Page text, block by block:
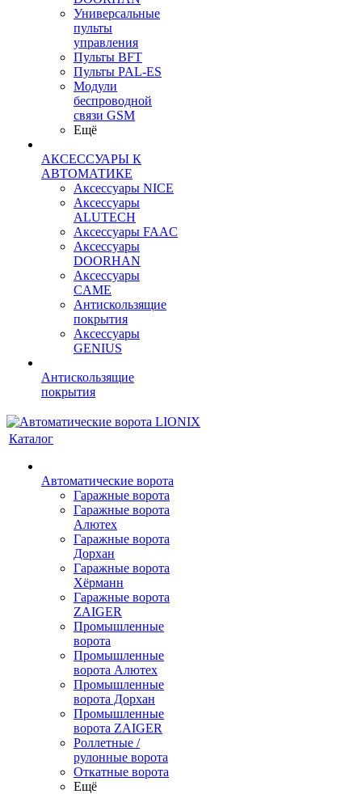
Универсальные
пульты
управления
Пульты BFT
Пульты PAL-ES
Модули
беспроводной
связи GSM
Ещё
АКСЕССУАРЫ К
АВТОМАТИКЕ
Аксессуары NICE
Аксессуары
ALUTECH
Аксессуары FAAC
Аксессуары
DOORHAN
Аксессуары
CAME
Антискользящие
покрытия
Аксессуары
GENIUS
Антискользящие
покрытия
Каталог
Автоматические ворота
Гаражные ворота
Гаражные ворота
Алютех
Гаражные ворота
Дорхан
Гаражные ворота
Хёрманн
Гаражные ворота
ZAIGER
Промышленные
ворота
Промышленные
ворота Алютех
Промышленные
ворота Дорхан
Промышленные
ворота ZAIGER
Роллетные /
рулонные ворота
Откатные ворота
Ещё